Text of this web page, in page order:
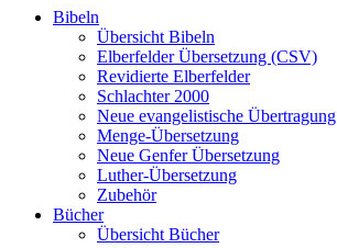
Bibeln
Übersicht Bibeln
Elberfelder Übersetzung (CSV)
Revidierte Elberfelder
Schlachter 2000
Neue evangelistische Übertragung
Menge-Übersetzung
Neue Genfer Übersetzung
Luther-Übersetzung
Zubehör
Bücher
Übersicht Bücher